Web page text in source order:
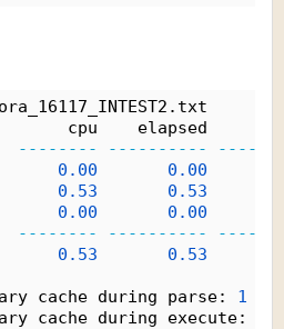
cpu    elapsed
-------- ----------
0.00
0.00
0.53
0.53
0.00
0.00
-------- ----------
0.53 0.53
cache during parse: 1
cache during execute: